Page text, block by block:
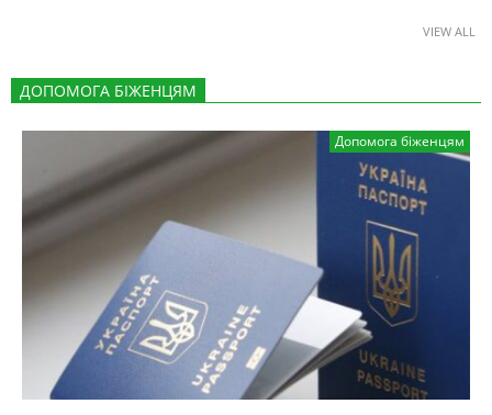
VIEW ALL
ДОПОМОГА БІЖЕНЦЯМ
Допомога біженцям